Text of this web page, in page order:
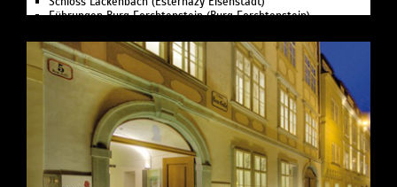
Führungen Burg Forchtenstein (Burg Forchtenstein)
Schloss Schönbrunn Wien
Wiener Rathaus
Hofburg Wien
Hundertwasser Village Wien
Burg Forchtenstein